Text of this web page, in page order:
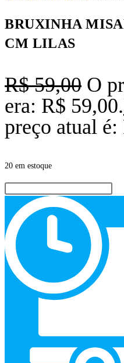
BRUXINHA
CM LILAS
R$59,00 O
era: R$ 59,00.
preço atual é:
20 em estoque